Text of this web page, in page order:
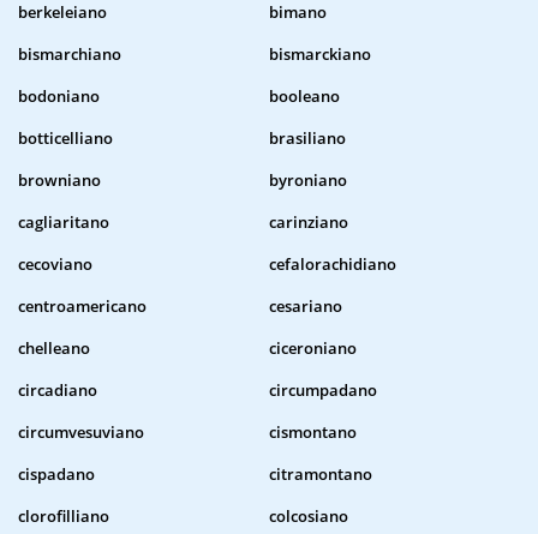
berkeleiano
bimano
bismarchiano
bismarckiano
bodoniano
booleano
botticelliano
brasiliano
browniano
byroniano
cagliaritano
carinziano
cecoviano
cefalorachidiano
centroamericano
cesariano
chelleano
ciceroniano
circadiano
circumpadano
circumvesuviano
cismontano
cispadano
citramontano
clorofilliano
colcosiano